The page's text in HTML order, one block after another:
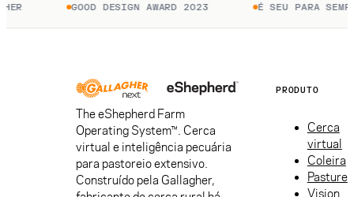
GOOD DESIGN AWARD 2023 É SEU PARA
The eShepherd Farm
Operating System™. Cerca
virtual e inteligência pecuária
para pastoreio extensivo.
Construído pela Gallagher,
PRODUTO
Cerca
virtual
Coleira
Pasture
Vision